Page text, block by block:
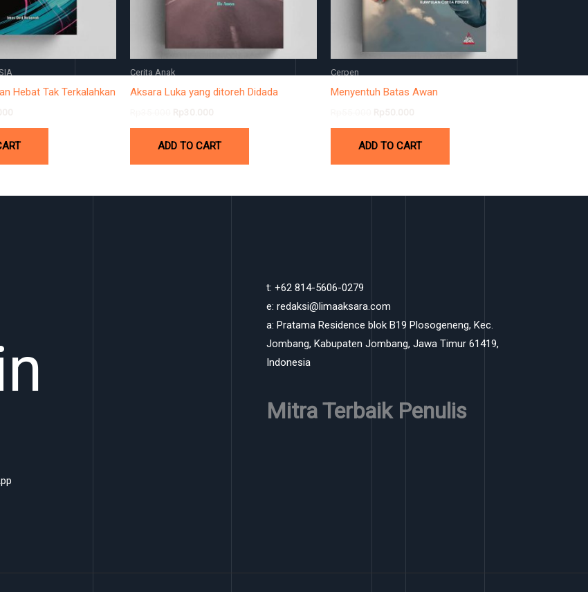
Hebat Tak Terkalahkan
Cerita Anak
Aksara Luka yang ditoreh Didada
ADD TO CART
Cerpen
Menyentuh Batas Awan
ADD TO CART
t: +62 814-5606-0279
e: redaksi@limaaksara.com
a: Pratama Residence blok B19 Plosogeneng, Kec.
Jombang, Kabupaten Jombang, Jawa Timur 61419,
Indonesia
Mitra Terbaik Penulis